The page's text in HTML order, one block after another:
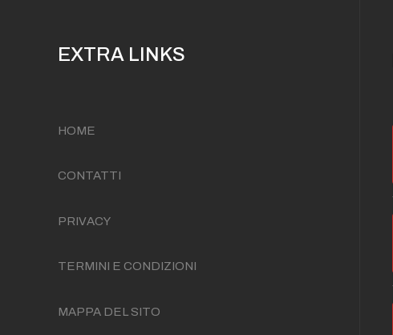
EXTRA LINKS
HOME
CONTATTI
PRIVACY
TERMINI E CONDIZIONI
MAPPA DEL SITO